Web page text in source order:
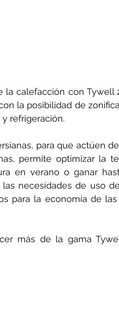
la calefacción con Tywell
la posibilidad de
refrigeración.
para que actúen
permite optimizar la
en verano o ganar
necesidades de uso
para la economía de
más de la gama